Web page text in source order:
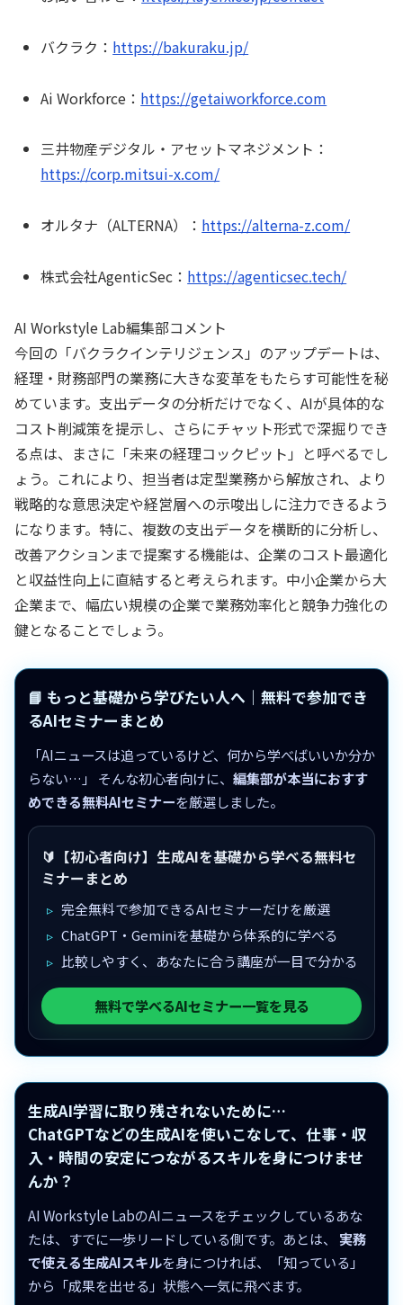
バクラク： https://bakuraku.jp/
Ai Workforce： https://getaiworkforce.com
三井物産デジタル・アセットマネジメント：
https://corp.mitsui-x.com/
オルタナ（ALTERNA）： https://alterna-z.com/
株式会社AgenticSec： https://agenticsec.tech/
AI Workstyle Lab編集部コメント
今回の「バクラクインテリジェンス」のアップデートは、
経理・財務部門の業務に大きな変革をもたらす可能性を秘
めています。支出データの分析だけでなく、AIが具体的な
コスト削減策を提示し、さらにチャット形式で深掘りでき
る点は、まさに「未来の経理コックピット」と呼べるでし
ょう。これにより、担当者は定型業務から解放され、より
戦略的な意思決定や経営層への示唆出しに注力できるよう
になります。特に、複数の支出データを横断的に分析し、
改善アクションまで提案する機能は、企業のコスト最適化
と収益性向上に直結すると考えられます。中小企業から大
企業まで、幅広い規模の企業で業務効率化と競争力強化の
鍵となることでしょう。
📘 もっと基礎から学びたい人へ｜無料で参加でき
るAIセミナーまとめ
「AIニュースは追っているけど、何から学べばいいか分か
らない…」 そんな初心者向けに、 編集部が本当におすす
めできる無料AIセミナーを厳選しました。
🔰【初心者向け】生成AIを基礎から学べる無料セ
ミナーまとめ
完全無料で参加できるAIセミナーだけを厳選
ChatGPT・Geminiを基礎から体系的に学べる
比較しやすく、あなたに合う講座が一目で分かる
無料で学べるAIセミナー一覧を見る
生成AI学習に取り残されないために…
ChatGPTなどの生成AIを使いこなして、仕事・収
入・時間の安定につながるスキルを身につけませ
んか？
AI Workstyle LabのAIニュースをチェックしているあな
たは、すでに一歩リードしている側です。あとは、 実務
で使える生成AIスキルを身につければ、「知っている」
から「成果を出せる」状態へ一気に飛べます。